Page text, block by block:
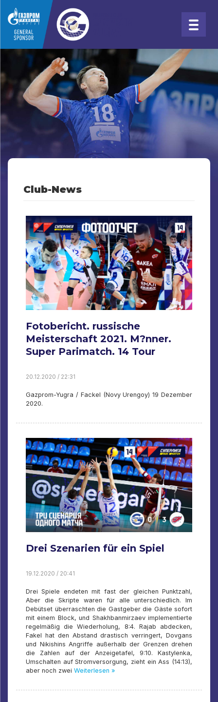
Club-News
Fotobericht. russische
Meisterschaft 2021. M?nner.
Super Parimatch. 14 Tour
20.12.2020 / 22:31
Gazprom-Yugra / Fackel (Novy Urengoy) 19 Dezember
2020.
Drei Szenarien für ein Spiel
19.12.2020 / 20:41
Drei Spiele endeten mit fast der gleichen Punktzahl,
Aber die Skripte waren für alle unterschiedlich. Im
Debütset überraschten die Gastgeber die Gäste sofort
mit einem Block, und Shakhbanmirzaev implementierte
regelmäßig die Wiederholung, 8:4. Rajab abdecken,
Fakel hat den Abstand drastisch verringert, Dovgans
und Nikishins Angriffe außerhalb der Grenzen drehen
die Zahlen auf der Anzeigetafel, 9:10. Kastylenka,
Umschalten auf Stromversorgung, zieht ein Ass (14:13),
aber noch zwei Weiterlesen »